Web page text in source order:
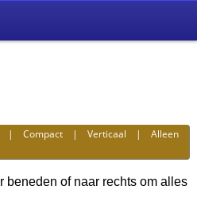
|Compact |Verticaal |Alleen
beneden of naar rechts om alles